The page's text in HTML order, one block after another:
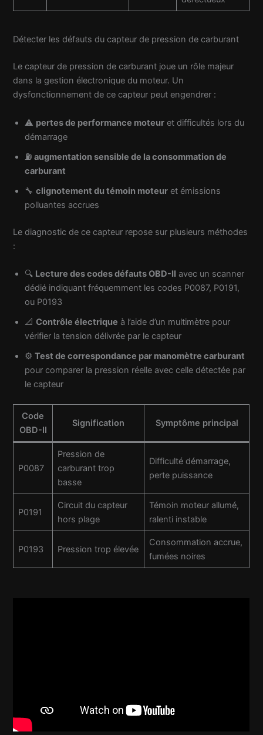
Détecter les défauts du capteur de pression de carburant
Le capteur de pression de carburant joue un rôle majeur
dans la gestion électronique du moteur. Un
dysfonctionnement de ce capteur peut engendrer :
⚠️ pertes de performance moteur et difficultés lors du
démarrage
⛽augmentation sensible de la consommation de
carburant
🔧clignotement du témoin moteur et émissions
polluantes accrues
Le diagnostic de ce capteur repose sur plusieurs méthodes
:
🔍 Lecture des codes défauts OBD-II avec un scanner
dédié indiquant fréquemment les codes P0087, P0191,
ou P0193
📐Contrôle électrique à l’aide d’un multimètre pour
vérifier la tension délivrée par le capteur
⚙️Test de correspondance par manomètre carburant
pour comparer la pression réelle avec celle détectée par
le capteur
Code
OBD-II
Signification Symptôme principal
P0087
Pression de
carburant trop
basse
Difficulté démarrage,
perte puissance
P0191
Circuit du capteur
hors plage
Témoin moteur allumé,
ralenti instable
P0193 Pression trop élevée
Consommation accrue,
fumées noires